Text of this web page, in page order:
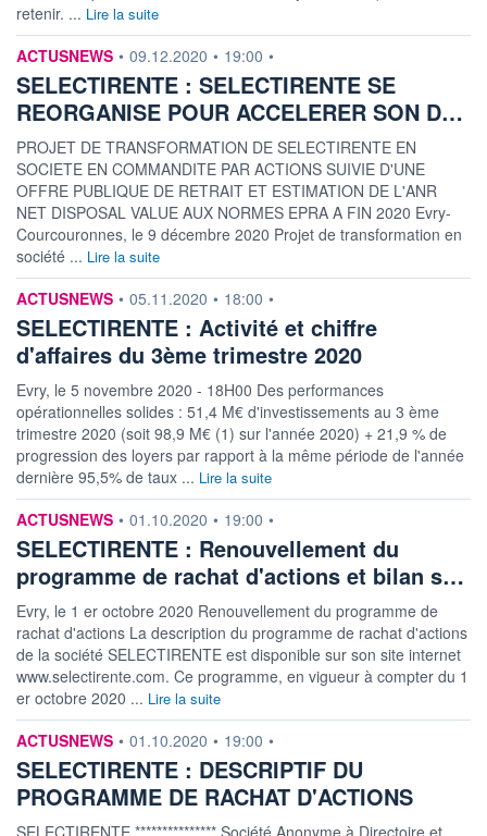
retenir. ... Lire la suite
information fournie par
ACTUSNEWS • 09.12.2020 • 19:00 •
SELECTIRENTE : SELECTIRENTE SE
REORGANISE POUR ACCELERER SON D…
PROJET DE TRANSFORMATION DE SELECTIRENTE EN
SOCIETE EN COMMANDITE PAR ACTIONS SUIVIE D'UNE
OFFRE PUBLIQUE DE RETRAIT ET ESTIMATION DE L'ANR
NET DISPOSAL VALUE AUX NORMES EPRA A FIN 2020 Evry-
Courcouronnes, le 9 décembre 2020 Projet de transformation en
société ... Lire la suite
information fournie par
ACTUSNEWS • 05.11.2020 • 18:00 •
SELECTIRENTE : Activité et chiffre
d'affaires du 3ème trimestre 2020
Evry, le 5 novembre 2020 - 18H00 Des performances
opérationnelles solides : 51,4 M€ d'investissements au 3 ème
trimestre 2020 (soit 98,9 M€ (1) sur l'année 2020) + 21,9 % de
progression des loyers par rapport à la même période de l'année
dernière 95,5% de taux ... Lire la suite
information fournie par
ACTUSNEWS • 01.10.2020 • 19:00 •
SELECTIRENTE : Renouvellement du
programme de rachat d'actions et bilan s…
Evry, le 1 er octobre 2020 Renouvellement du programme de
rachat d'actions La description du programme de rachat d'actions
de la société SELECTIRENTE est disponible sur son site internet
www.selectirente.com. Ce programme, en vigueur à compter du 1
er octobre 2020 ... Lire la suite
information fournie par
ACTUSNEWS • 01.10.2020 • 19:00 •
SELECTIRENTE : DESCRIPTIF DU
PROGRAMME DE RACHAT D'ACTIONS
SELECTIRENTE *************** Société Anonyme à Directoire et